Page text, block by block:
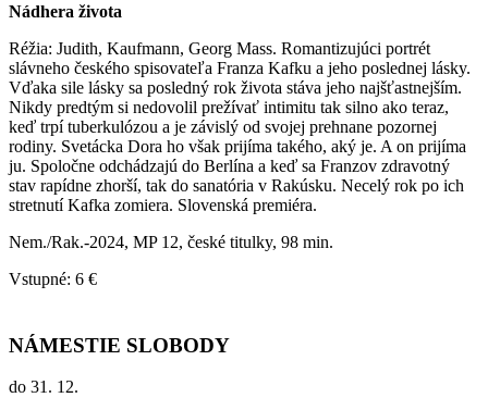
Nádhera života
Réžia: Judith, Kaufmann, Georg Mass. Romantizujúci portrét
slávneho českého spisovateľa Franza Kafku a jeho poslednej lásky.
Vďaka sile lásky sa posledný rok života stáva jeho najšťastnejším.
Nikdy predtým si nedovolil prežívať intimitu tak silno ako teraz,
keď trpí tuberkulózou a je závislý od svojej prehnane pozornej
rodiny. Svetácka Dora ho však prijíma takého, aký je. A on prijíma
ju. Spoločne odchádzajú do Berlína a keď sa Franzov zdravotný
stav rapídne zhorší, tak do sanatória v Rakúsku. Necelý rok po ich
stretnutí Kafka zomiera. Slovenská premiéra.
Nem./Rak.-2024, MP 12, české titulky, 98 min.
Vstupné: 6 €
NÁMESTIE SLOBODY
do 31. 12.